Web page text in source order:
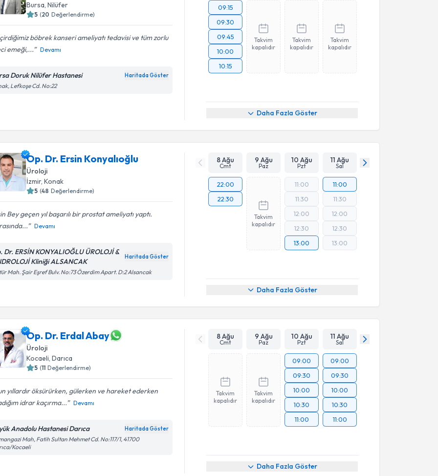
Bursa,Nilüfer
5 (20 Değerlendirme)
böbrek kanseri ameliyatı tedavisi ve tüm zorlu
emeği,...
Devamı
Doruk Nilüfer Hastanesi Haritada Göster
Lefkoşe Cd. No:22
09:15
09:30
09:45
10:00
10:15
Takvim
kapalıdır
Takvim
kapalıdır
Takvim
kapalıdır
Daha Fazla Göster
Op. Dr. Ersin Konyalıoğlu
Üroloji
İzmir,Konak
5 (48 Değerlendirme)
Bey geçen yıl başarılı bir prostat ameliyatı yaptı.
Devamı
Dr. ERSİN KONYALIOĞLU ÜROLOJİ &
Kliniği ALSANCAK
Haritada Göster
Mah. Şair Eşref Bulv. No:73 Özerdim Apart. D:2 Alsancak
8 Ağu
Cmt
9 Ağu
Paz
10 Ağu
Pzt
11 Ağu
Sal
22:00
22:30
Takvim
kapalıdır
11:00
11:30
12:00
12:30
13:00
11:00
11:30
12:00
12:30
13:00
Daha Fazla Göster
Op. Dr. Erdal Abay
Üroloji
Kocaeli,Darıca
5 (11 Değerlendirme)
yıllardır öksürürken, gülerken ve hareket ederken
idrar kaçırma...
Devamı
Anadolu Hastanesi Darıca Haritada Göster
Mah, Fatih Sultan Mehmet Cd. No:117/1, 41700
Kocaeli
8 Ağu
Cmt
9 Ağu
Paz
10 Ağu
Pzt
11 Ağu
Sal
Takvim
kapalıdır
Takvim
kapalıdır
09:00
09:30
10:00
10:30
11:00
09:00
09:30
10:00
10:30
11:00
Daha Fazla Göster